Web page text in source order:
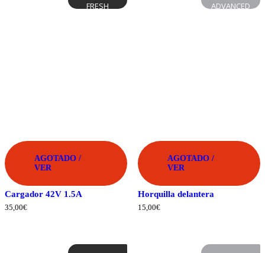
FRESH
AGOTADO /
VER
Cargador 42V 1.5A
35,00€
ADVANCED
AGOTADO /
VER
Horquilla delantera
15,00€